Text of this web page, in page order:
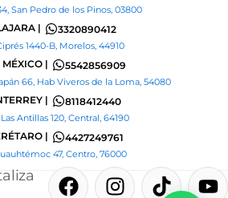
San Pedro de los Pinos, 03800
| 3320890412
1440-B, Morelos, 44910
| 5542856909
66, Hab Viveros de la Loma, 54080
| 8118412440
Antillas 120, Central, 64190
| 4427249761
47, Centro, 76000
F
I
T
Y
P